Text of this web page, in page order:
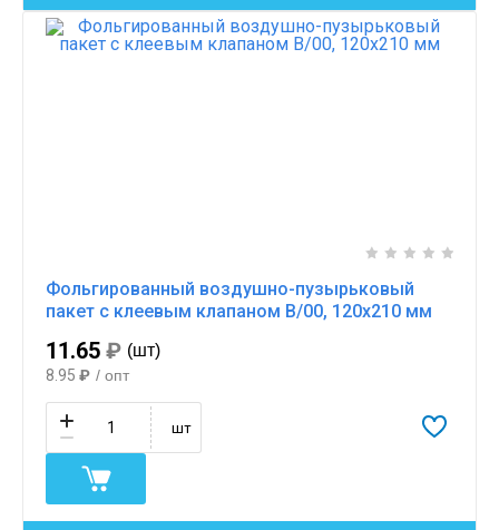
Фольгированный воздушно-пузырьковый
пакет с клеевым клапаном B/00, 120х210 мм
11.65 ₽ (шт)
8.95 ₽ / опт
шт